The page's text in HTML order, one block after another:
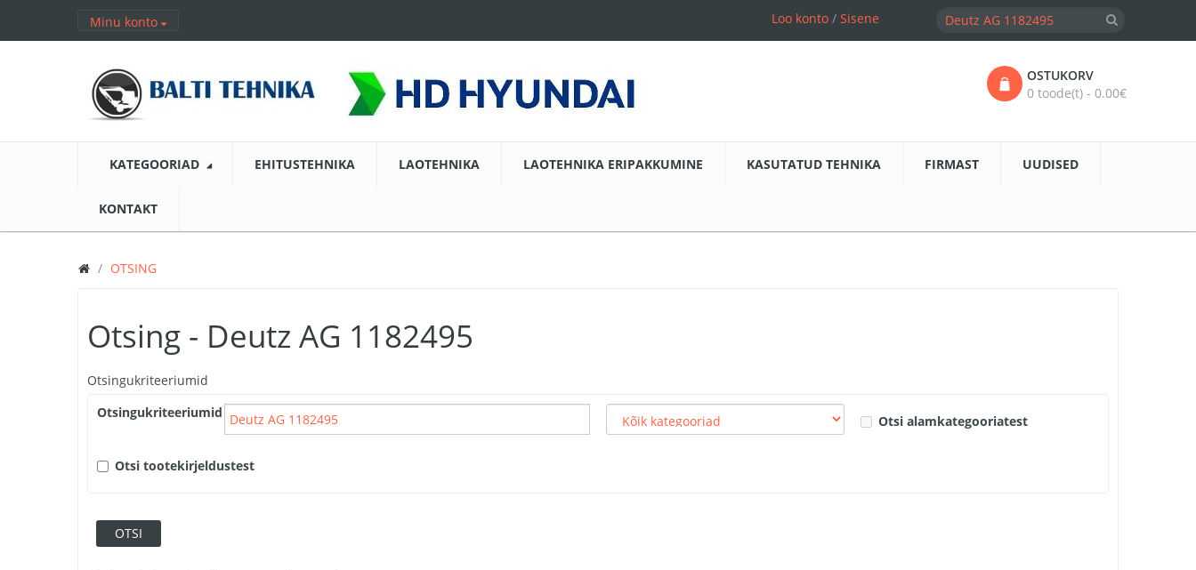
Minu konto Loo konto/ Sisene
OSTUKORV
0 toode(t) - 0.00€
KATEGOORIAD EHITUSTEHNIKA LAOTEHNIKA LAOTEHNIKA ERIPAKKUMINE KASUTATUD TEHNIKA FIRMAST UUDISED
KONTAKT
OTSING
Otsing - Deutz AG 1182495
Otsingukriteeriumid
Otsingukriteeriumid
Otsi alamkategooriatest
Otsi tootekirjeldustest